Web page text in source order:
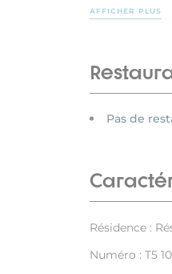
AFFICHER PLUS
Pas de
Résidence :
Numéro : T5